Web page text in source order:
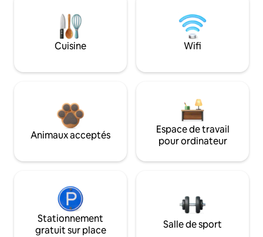
Cuisine Wifi
Animaux acceptés
Espace de travail
pour ordinateur
Stationnement
gratuit sur place
Salle de sport